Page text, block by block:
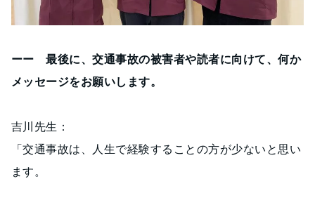
ーー 最後に、交通事故の被害者や読者に向けて、何か
メッセージをお願いします。
吉川先生：
「交通事故は、人生で経験することの方が少ないと思い
ます。